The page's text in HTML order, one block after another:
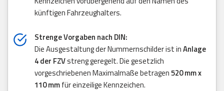
künftigen Fahrzeughalters.
Strenge Vorgaben nach DIN:
Die Ausgestaltung der Nummernschilder ist inAnlage
4 der FZVstreng geregelt. Die gesetzlich
vorgeschriebenen Maximalmaße betragen520 mm x
110 mmfür einzeilige Kennzeichen.